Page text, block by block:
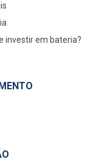
investir em bateria?